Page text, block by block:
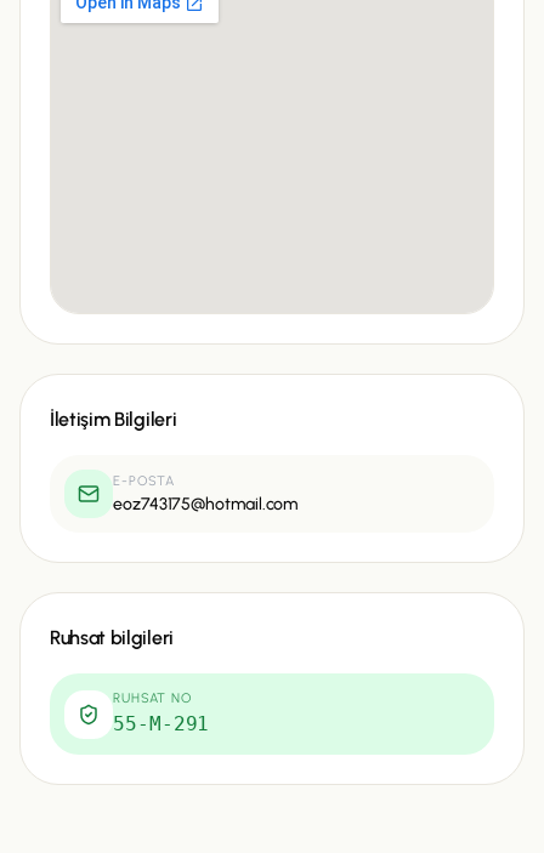
İletişim Bilgileri
E-POSTA
eoz743175@hotmail.com
Ruhsat bilgileri
RUHSAT NO
55-M-291